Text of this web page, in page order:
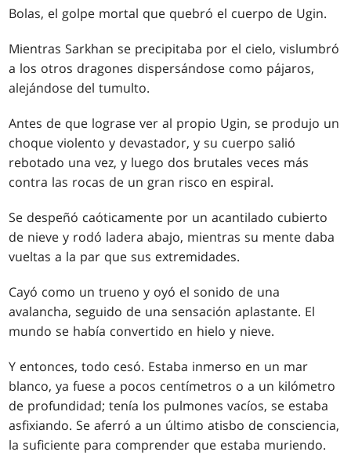
Bolas, el golpe mortal que quebró el cuerpo de Ugin.
Mientras Sarkhan se precipitaba por el cielo, vislumbró
a los otros dragones dispersándose como pájaros,
alejándose del tumulto.
Antes de que lograse ver al propio Ugin, se produjo un
choque violento y devastador, y su cuerpo salió
rebotado una vez, y luego dos brutales veces más
contra las rocas de un gran risco en espiral.
Se despeñó caóticamente por un acantilado cubierto
de nieve y rodó ladera abajo, mientras su mente daba
vueltas a la par que sus extremidades.
Cayó como un trueno y oyó el sonido de una
avalancha, seguido de una sensación aplastante. El
mundo se había convertido en hielo y nieve.
Y entonces, todo cesó. Estaba inmerso en un mar
blanco, ya fuese a pocos centímetros o a un kilómetro
de profundidad; tenía los pulmones vacíos, se estaba
asfixiando. Se aferró a un último atisbo de consciencia,
la suficiente para comprender que estaba muriendo.